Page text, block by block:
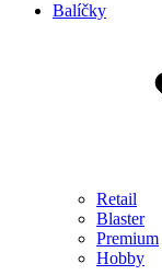
Balíčky
Retail
Blaster
Premium
Hobby